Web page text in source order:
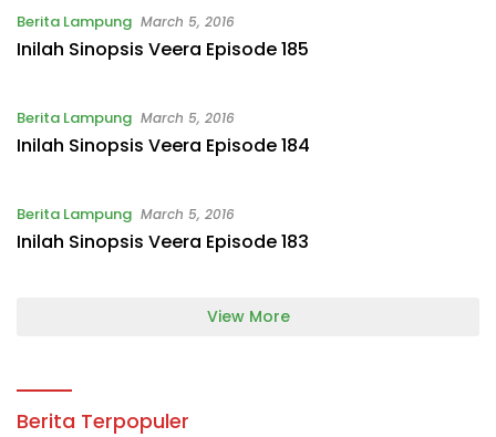
Berita Lampung March 5, 2016
Inilah Sinopsis Veera Episode 185
Berita Lampung March 5, 2016
Inilah Sinopsis Veera Episode 184
Berita Lampung March 5, 2016
Inilah Sinopsis Veera Episode 183
View More
Berita Terpopuler